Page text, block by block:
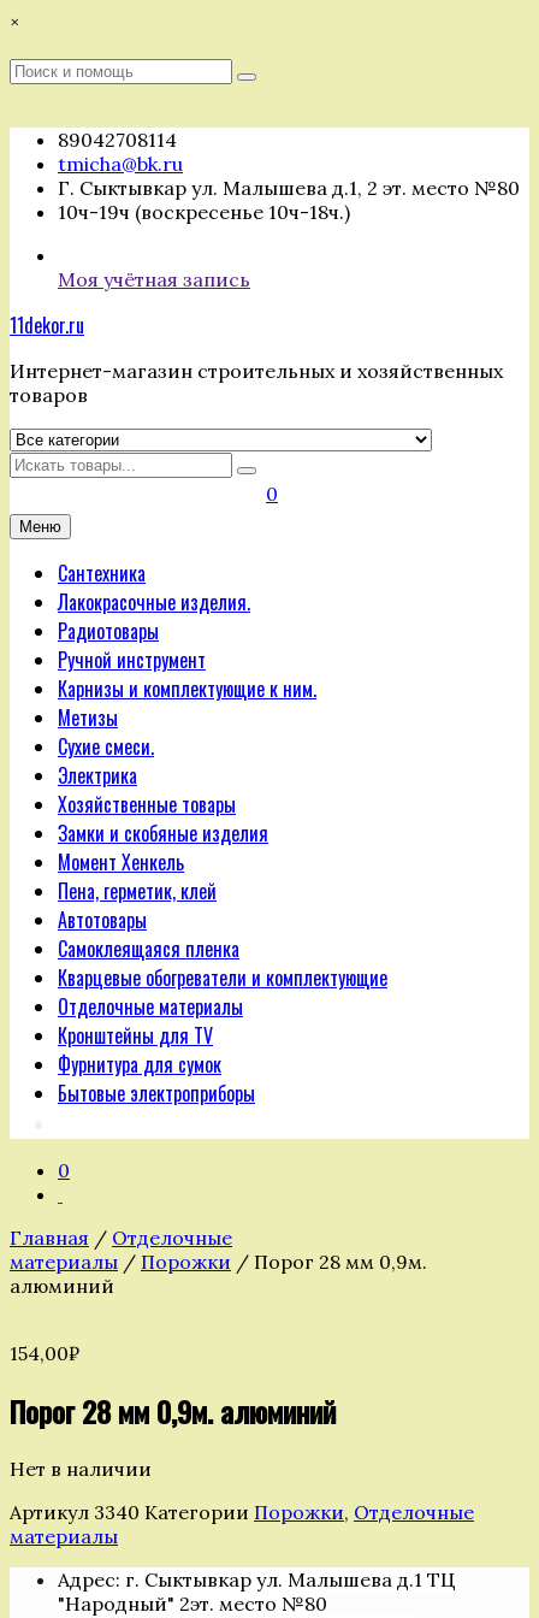
Перейти
содержимому
×
Поиск
Поиск
89042708114
tmicha@bk.ru
Г. Сыктывкар ул. Малышева д.1, 2 эт. место №80
10ч-19ч (воскресенье 10ч-18ч.)
Моя учётная запись
11dekor.ru
Интернет-магазин строительных и хозяйственных
товаров
Искать
0
Меню
Сантехника
Лакокрасочные изделия.
Радиотовары
Ручной инструмент
Карнизы и комплектующие к ним.
Метизы
Сухие смеси.
Электрика
Хозяйственные товары
Замки и скобяные изделия
Момент Хенкель
Пена, герметик, клей
Автотовары
Самоклеящаяся пленка
Кварцевые обогреватели и комплектующие
Отделочные материалы
Кронштейны для TV
Фурнитура для сумок
Бытовые электроприборы
0
Главная / Отделочные
материалы / Порожки / Порог 28 мм 0,9м.
алюминий
154,00₽
Порог 28 мм 0,9м. алюминий
Нет в наличии
Артикул 3340 Категории Порожки, Отделочные
материалы
Адрес: г. Сыктывкар ул. Малышева д.1 ТЦ
"Народный" 2эт. место №80